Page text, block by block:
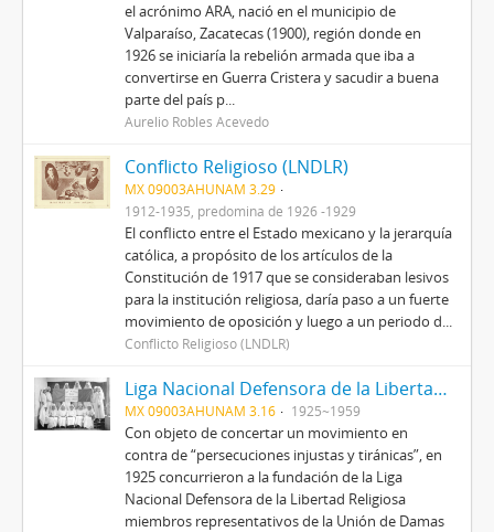
el acrónimo ARA, nació en el municipio de
Valparaíso, Zacatecas (1900), región donde en
1926 se iniciaría la rebelión armada que iba a
convertirse en Guerra Cristera y sacudir a buena
parte del país p...
Aurelio Robles Acevedo
Conflicto Religioso (LNDLR)
MX 09003AHUNAM 3.29
1912-1935, predomina de 1926 -1929
El conflicto entre el Estado mexicano y la jerarquía
católica, a propósito de los artículos de la
Constitución de 1917 que se consideraban lesivos
para la institución religiosa, daría paso a un fuerte
movimiento de oposición y luego a un periodo d...
Conflicto Religioso (LNDLR)
Liga Nacional Defensora de la Libertad Religiosa
MX 09003AHUNAM 3.16 1925~1959
Con objeto de concertar un movimiento en
contra de “persecuciones injustas y tiránicas”, en
1925 concurrieron a la fundación de la Liga
Nacional Defensora de la Libertad Religiosa
miembros representativos de la Unión de Damas